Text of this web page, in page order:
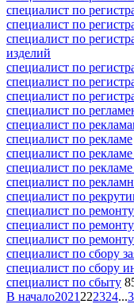
специалист по
специалист по
специалист по
изделий
специалист по
специалист по
специалист по
специалист по
специалист по
специалист по рекламе
специалист по
специалист по
специалист по
специалист по
специалист по ремонту
специалист по
специалист по
специалист по сбору
специалист по сбору
специалист по сбыту
В начало2021 222324...